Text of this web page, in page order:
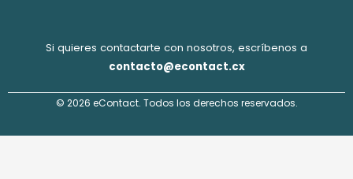
Si quieres contactarte con nosotros, escríbenos a
contacto@econtact.cx
© 2026 eContact. Todos los derechos reservados.